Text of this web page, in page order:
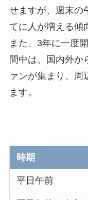
せますが、週末の
てに人が増える傾
また、3年に一度
間中は、国内外か
ァンが集まり、周
ます。
時期
平日午前